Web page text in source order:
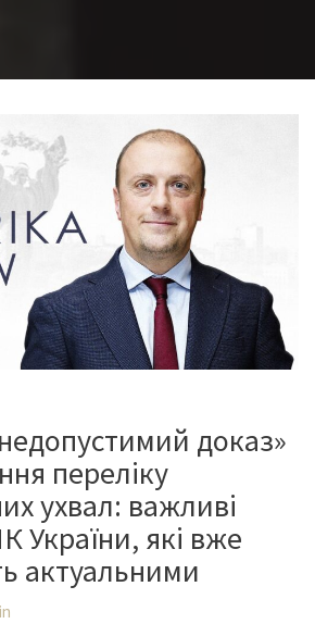
доказ»
переліку
ухвал: важливі
України, які вже
актуальними